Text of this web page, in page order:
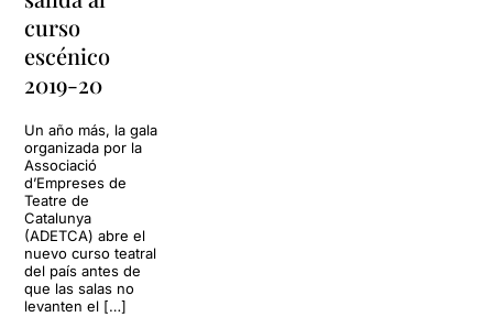
curso
escénico
2019-20
Un año más, la gala
organizada por la
Associació
d’Empreses de
Teatre de
Catalunya
(ADETCA) abre el
nuevo curso teatral
del país antes de
que las salas no
levanten el […]